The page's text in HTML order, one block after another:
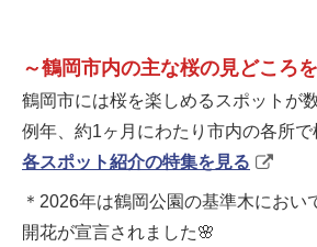
～鶴岡市内の主な桜の見どころ
鶴岡市には桜を楽しめるスポットが
例年、約1ヶ月にわたり市内の各所で
各スポット紹介の特集を見る
＊2026年は鶴岡公園の基準木におい
開花が宣言されました🌸